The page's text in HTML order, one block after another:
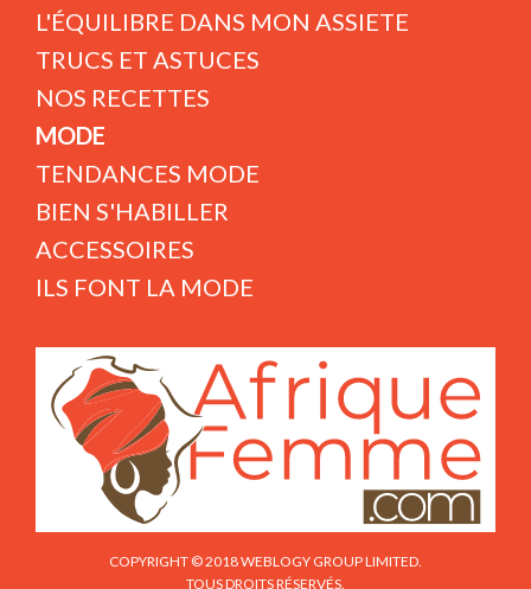
L'ÉQUILIBRE DANS MON ASSIETE
TRUCS ET ASTUCES
NOS RECETTES
MODE
TENDANCES MODE
BIEN S'HABILLER
ACCESSOIRES
ILS FONT LA MODE
COPYRIGHT © 2018 WEBLOGY GROUP LIMITED.
TOUS DROITS RÉSERVÉS.